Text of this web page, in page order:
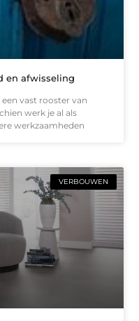
en afwisseling
vast rooster van
werk je al als
werkzaamheden
VERBOUWEN